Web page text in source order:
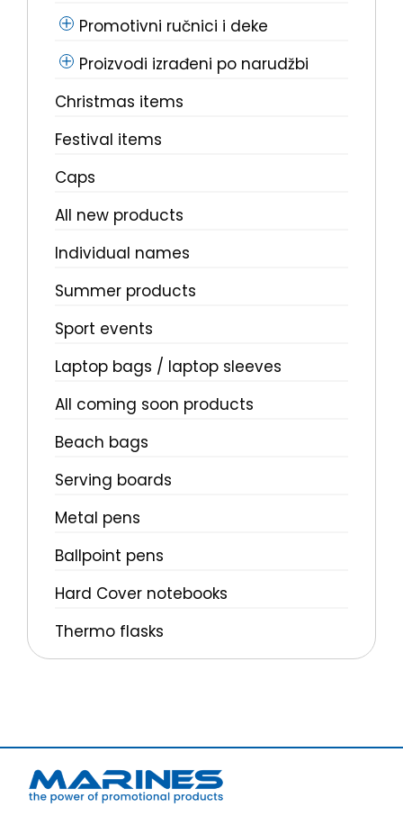
Promotivni ručnici i deke
Proizvodi izrađeni po narudžbi
Christmas items
Festival items
Caps
All new products
Individual names
Summer products
Sport events
Laptop bags / laptop sleeves
All coming soon products
Beach bags
Serving boards
Metal pens
Ballpoint pens
Hard Cover notebooks
Thermo flasks